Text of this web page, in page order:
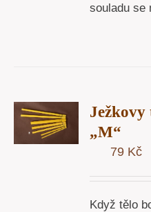
souladu
Ježkovy
„M“
79 Kč
Když tělo